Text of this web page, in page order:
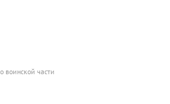
воинской части